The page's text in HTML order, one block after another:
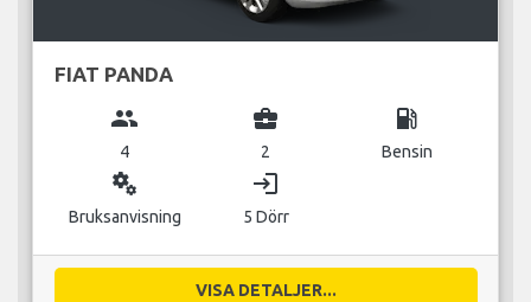
FIAT PANDA
group
4
business_center
2
local_gas_station
Bensin
miscellaneous_services
Bruksanvisning
login
5 Dörr
VISA DETALJER...